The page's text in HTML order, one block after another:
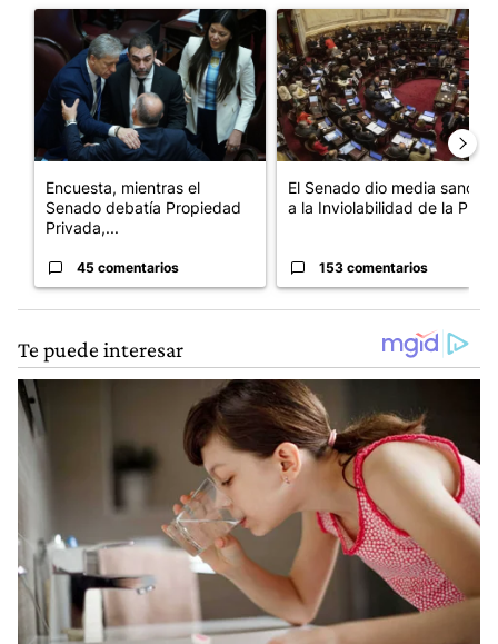
Un artículo de tendencia con el título "Encuesta, mientras el
Encuesta, mientras el
Senado debatía Propiedad
Privada,...
45 comentarios
Un artículo de tendencia con
El Senado dio media sanción
a la Inviolabilidad de la P...
153 comentarios